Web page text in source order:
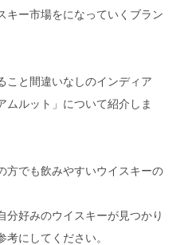
キー市場をになっていくブラン
こと間違いなしのインディア
ムルット」について紹介しま
方でも飲みやすいウイスキーの
分好みのウイスキーが見つかり
にしてください。